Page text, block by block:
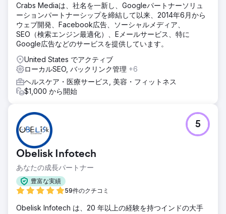
Crabs Mediaは、社名を一新し、Googleパートナーソリュ
ーションパートナーシップを締結して以来、2014年6月から
ウェブ開発、Facebook広告、ソーシャルメディア、
SEO（検索エンジン最適化）、Eメールサービス、特に
Google広告などのサービスを提供しています。
United States でアクティブ
ローカルSEO, バックリンク管理 +6
ヘルスケア・医療サービス, 美容・フィットネス
$1,000 から開始
Obelisk Infotech
あなたの成長パートナー
豊富な実績
59件のクチコミ
5
Obelisk Infotech は、20 年以上の経験を持つインドの大手